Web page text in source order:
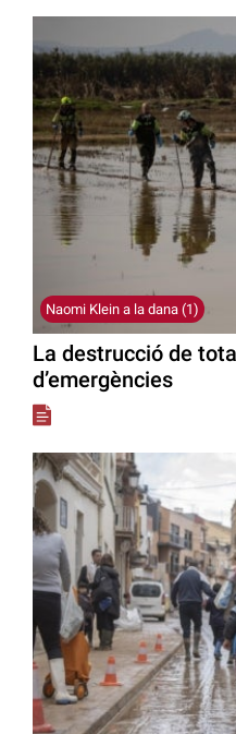
Naomi Klein a la dana (1)
La destrucció de
d’emergències